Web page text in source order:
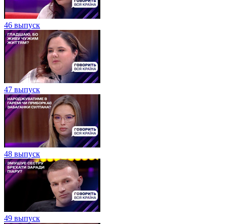
46 выпуск
47 выпуск
48 выпуск
49 выпуск